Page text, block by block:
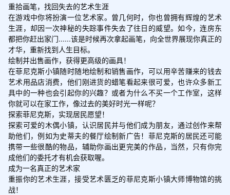
重拾画笔，找回失去的艺术生涯
在游戏中你将扮演一位艺术家。曾几何时，你也曾拥有辉煌的艺术
生涯，却因一次神秘的失踪事件失去了往日的威望。如今，连房东
都把你赶出家门......该是时候再次拿起画笔，向全世界展现你真正的
才华，重新找到人生目标。
绘制并出售画作，获得更高级的画具！
在菲尼克斯小镇随时随地绘制和销售画作，可以用辛苦赚来的钱去
艺术用品店消费，他们刚进货的蜡笔看起来很可爱，也许众多新工
具中的一种也会引起你的兴趣？或者为什么不买一个工作室，这样
你就可以在家工作，像过去的美好时光一样呢？
探索菲尼克斯，实现居民愿望！
探索可爱的木偶小镇，认识居民并与他们成为朋友，通过创作来帮
助他们，例如为史蒂夫的餐厅绘制新广告！菲尼克斯的居民还可能
携带一些很酷的物品，辅助你画出更完美的作品，当然，只有你完
成他们的委托才有机会获取喔。
成为一名真正的艺术家
重振你的艺术生涯，接受艺术匮乏的菲尼克斯小镇大师博物馆的挑
战！